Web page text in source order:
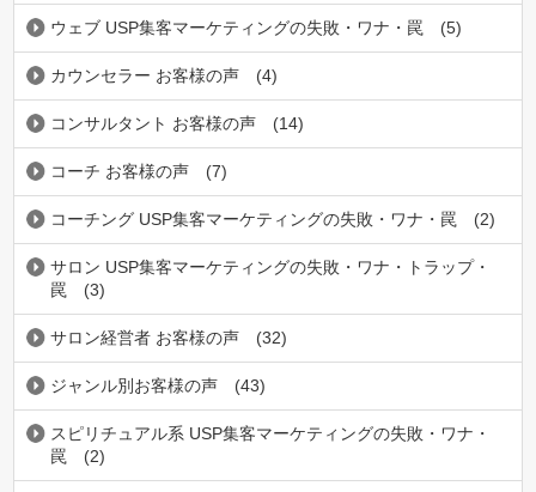
ウェブ USP集客マーケティングの失敗・ワナ・罠 (5)
カウンセラー お客様の声 (4)
コンサルタント お客様の声 (14)
コーチ お客様の声 (7)
コーチング USP集客マーケティングの失敗・ワナ・罠 (2)
サロン USP集客マーケティングの失敗・ワナ・トラップ・
罠
(3)
サロン経営者 お客様の声 (32)
ジャンル別お客様の声 (43)
スピリチュアル系 USP集客マーケティングの失敗・ワナ・
罠
(2)